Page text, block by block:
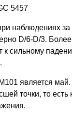
5457
наблюдениях
D/6-D/3.
к сильному
является май.
точки, то